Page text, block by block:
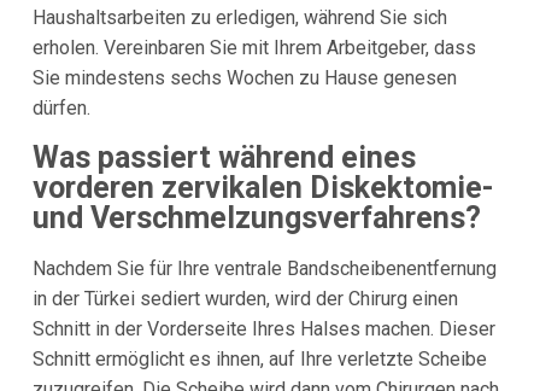
Haushaltsarbeiten zu erledigen, während Sie sich
erholen. Vereinbaren Sie mit Ihrem Arbeitgeber, dass
Sie mindestens sechs Wochen zu Hause genesen
dürfen.
Was passiert während eines
vorderen zervikalen Diskektomie-
und Verschmelzungsverfahrens?
Nachdem Sie für Ihre ventrale Bandscheibenentfernung
in der Türkei sediert wurden, wird der Chirurg einen
Schnitt in der Vorderseite Ihres Halses machen. Dieser
Schnitt ermöglicht es ihnen, auf Ihre verletzte Scheibe